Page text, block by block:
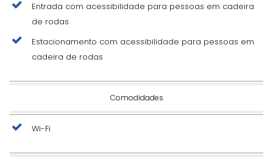
Entrada com acessibilidade para pessoas em cadeira
de rodas
Estacionamento com acessibilidade para pessoas em
cadeira de rodas
Comodidades
Wi-Fi